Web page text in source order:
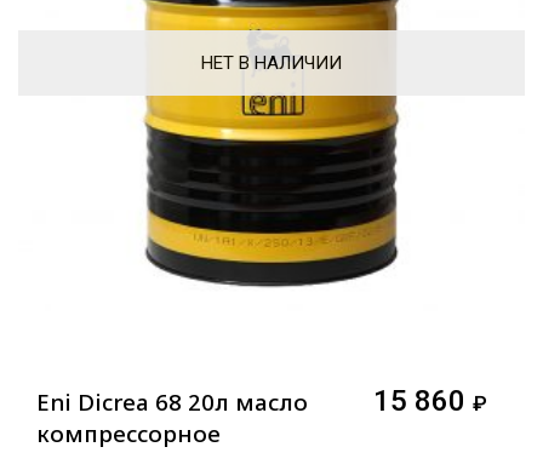
НЕТ В НАЛИЧИИ
Eni Dicrea 68 20л масло
компрессорное
15 860 ₽